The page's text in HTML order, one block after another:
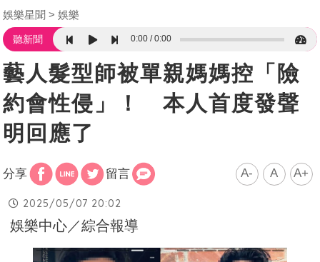
娛樂星聞 娛樂
聽新聞 0:00 0:00
藝人髮型師被單親媽媽控「險
約會性侵」！ 本人首度發聲
明回應了
分享 留言 A- A A+
2025/05/07 20:02
娛樂中心／綜合報導